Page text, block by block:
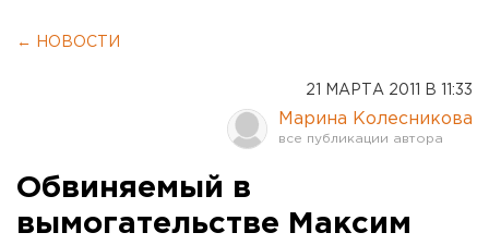
← НОВОСТИ
21 МАРТА 2011 В 11:33
Марина Колесникова
Обвиняемый в
вымогательстве Максим